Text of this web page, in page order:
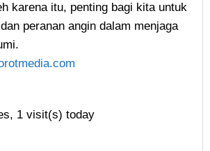
karena itu, penting bagi kita untuk
peranan angin dalam menjaga
1 visit(s) today